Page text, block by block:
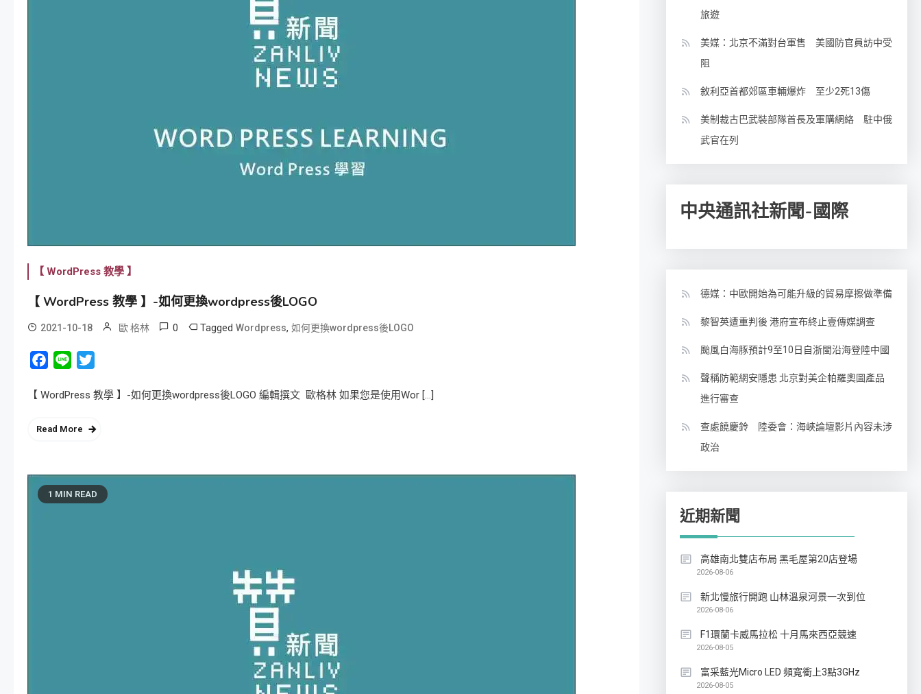
【 WordPress 教學 】
【 WordPress 教學 】-如何更換wordpress後LOGO
2021-10-18 歐 格林 0 Tagged Wordpress, 如何更換wordpress後LOGO
Facebook
Line
【 WordPress 教學 】-如何更換wordpress後LOGO 編輯撰文 歐格林 如果您是使用Wor […]
Read More
1 MIN READ
旅遊
美媒：北京不滿對台軍售 美國防官員訪中受
阻
敘利亞首都郊區車輛爆炸 至少2死13傷
美制裁古巴武裝部隊首長及軍購網絡 駐中俄
武官在列
中央通訊社新聞-國際
德媒：中歐開始為可能升級的貿易摩擦做準備
黎智英遭重判後 港府宣布終止壹傳媒調查
颱風白海豚預計9至10日自浙閩沿海登陸中國
聲稱防範網安隱患 北京對美企帕羅奧圖產品
進行審查
查處饒慶鈴 陸委會：海峽論壇影片內容未涉
政治
近期新聞
高雄南北雙店布局 黑毛屋第20店登場
2026-08-06
新北慢旅行開跑 山林溫泉河景一次到位
2026-08-06
F1環蘭卡威馬拉松 十月馬來西亞競速
2026-08-05
富采藍光Micro LED 頻寬衝上3點3GHz
2026-08-05